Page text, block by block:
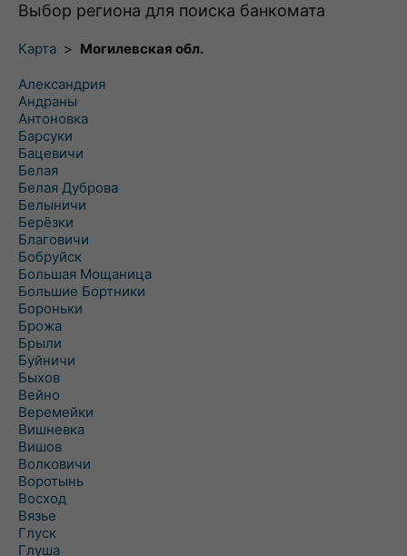
Выбор региона для поиска банкомата
Карта > Могилевская обл.
Александрия
Андраны
Антоновка
Барсуки
Бацевичи
Белая
Белая Дуброва
Белыничи
Берёзки
Благовичи
Бобруйск
Большая Мощаница
Большие Бортники
Бороньки
Брожа
Брыли
Буйничи
Быхов
Вейно
Веремейки
Вишневка
Вишов
Волковичи
Воротынь
Восход
Вязье
Глуск
Глуша